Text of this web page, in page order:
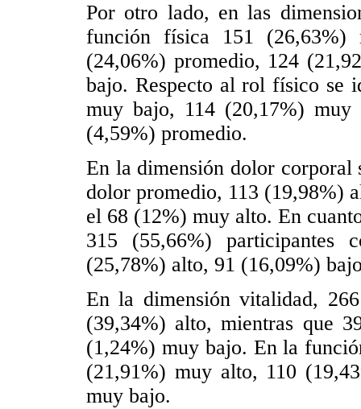
Por otro lado, en las
función física 151 (26,63%)
(24,06%) promedio, 124
bajo. Respecto al rol físico se
muy bajo, 114 (20,17%)
(4,59%) promedio.
En la dimensión dolor corporal
dolor promedio, 113 (19,98%)
el 68 (12%) muy alto. En
315 (55,66%) participantes
(25,78%) alto, 91 (16,09%)
En la dimensión vitalidad,
(39,34%) alto, mientras que
(1,24%) muy bajo. En la
(21,91%) muy alto, 110
muy bajo.